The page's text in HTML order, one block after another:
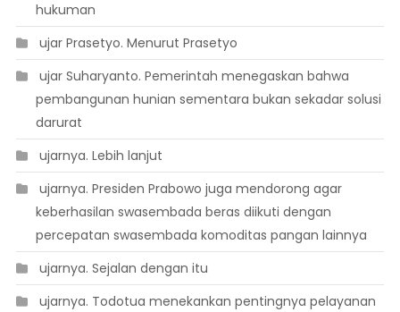
hukuman
 ujar Prasetyo. Menurut Prasetyo
 ujar Suharyanto. Pemerintah menegaskan bahwa
pembangunan hunian sementara bukan sekadar solusi
darurat
 ujarnya. Lebih lanjut
 ujarnya. Presiden Prabowo juga mendorong agar
keberhasilan swasembada beras diikuti dengan
percepatan swasembada komoditas pangan lainnya
 ujarnya. Sejalan dengan itu
 ujarnya. Todotua menekankan pentingnya pelayanan